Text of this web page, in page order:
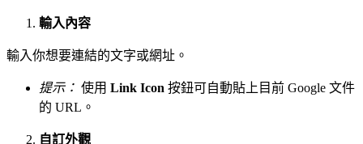
輸入內容
輸入你想要連結的文字或網址。
提示： 使用 Link Icon 按鈕可自動貼上目前 Google 文件
的 URL。
自訂外觀